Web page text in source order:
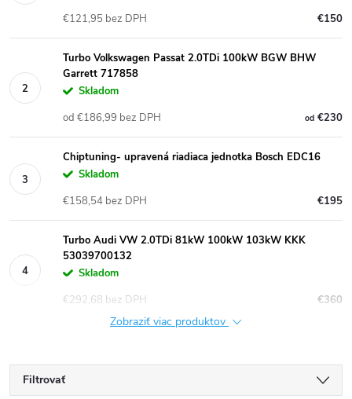
€150
€121,95 bez DPH
Turbo Volkswagen Passat 2.0TDi 100kW BGW BHW
Garrett 717858
Skladom
od€230
od €186,99 bez DPH
Chiptuning- upravená riadiaca jednotka Bosch EDC16
Skladom
€195
€158,54 bez DPH
Turbo Audi VW 2.0TDi 81kW 100kW 103kW KKK
53039700132
Skladom
€360
€292,68 bez DPH
Zobraziť viac produktov
Filtrovať